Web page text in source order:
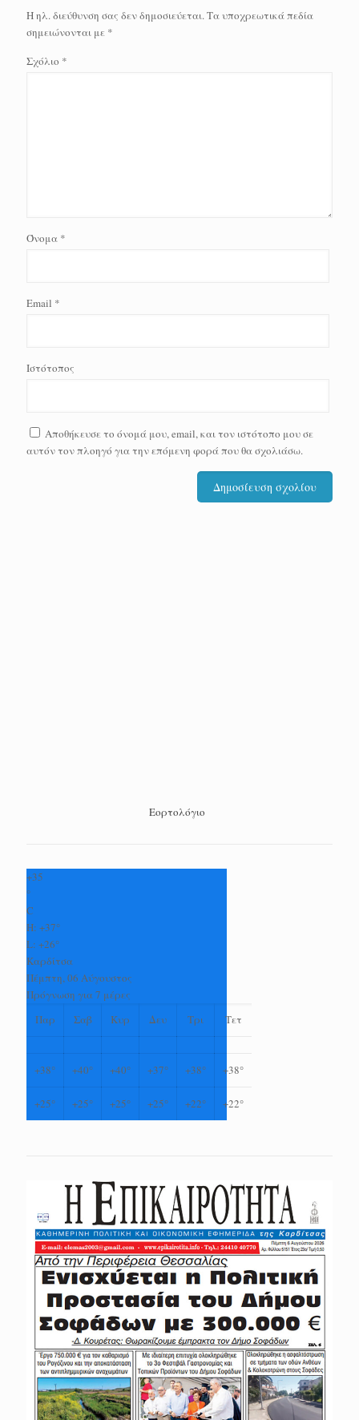
Η ηλ. διεύθυνση σας δεν δημοσιεύεται.Τα υποχρεωτικά πεδία
σημειώνονται με *
Σχόλιο *
Όνομα *
Email *
Ιστότοπος
Αποθήκευσε το όνομά μου, email, και τον ιστότοπο μου σε
αυτόν τον πλοηγό για την επόμενη φορά που θα σχολιάσω.
Εορτολόγιο
+35
°
C
H: +37°
L: +26°
Καρδίτσα
Πέμπτη, 06 Αύγουστος
Πρόγνωση για 7 μέρες
Παρ
Σαβ Κυρ Δευ Τρι Τετ
+38° +40° +40° +37° +38° +38°
+25° +25° +25° +25° +22° +22°